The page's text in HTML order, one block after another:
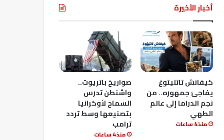
أخبار الأخيرة
كيفانش تاتليتوغ
يفاجئ جمهوره.. من
نجم الدراما إلى عالم
الطهي
منذ 4 ساعات
صواريخ باتريوت..
واشنطن تدرس
السماح لأوكرانيا
بتصنيعها وسط تردد
ترامب
منذ 4 ساعات